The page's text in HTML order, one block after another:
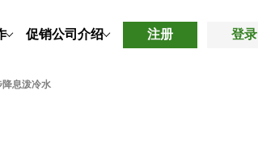
促销公司介绍 注册 登录
降息泼冷水